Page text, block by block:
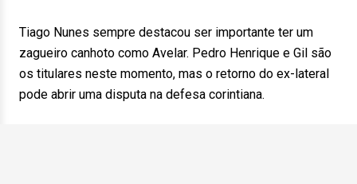
Tiago Nunes sempre destacou ser importante ter um
zagueiro canhoto como Avelar. Pedro Henrique e Gil são
os titulares neste momento, mas o retorno do ex-lateral
pode abrir uma disputa na defesa corintiana.